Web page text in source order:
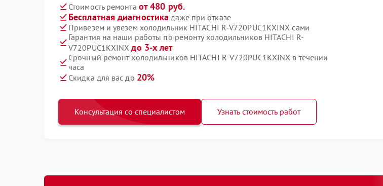
Стоимость ремонта от 480 руб.
Бесплатная диагностика даже при отказе
Привезем и увезем холодильник HITACHI R-V720PUC1KXINX сами
Гарантия на наши работы по ремонту холодильников HITACHI R-
V720PUC1KXINXдо 3-х лет
Срочный ремонт холодильников HITACHI R-V720PUC1KXINX в течении
часа
Скидка для вас до 20%
Консультация со специалистом Узнать стоимость работ